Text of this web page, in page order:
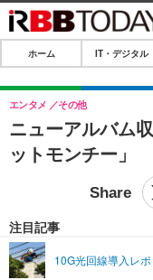
ホーム
IT・デジタル
IT・デジタルTOP
SPEED TEST
ライフTOP
リリース一覧
ホーム IT・デジタル
ニューアルバム
ットモンチー」
エンタメ その他
注目記事
10G光回線導入レポ